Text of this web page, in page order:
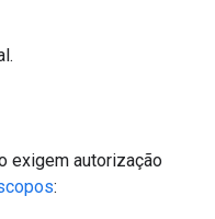
exigem autorização
: